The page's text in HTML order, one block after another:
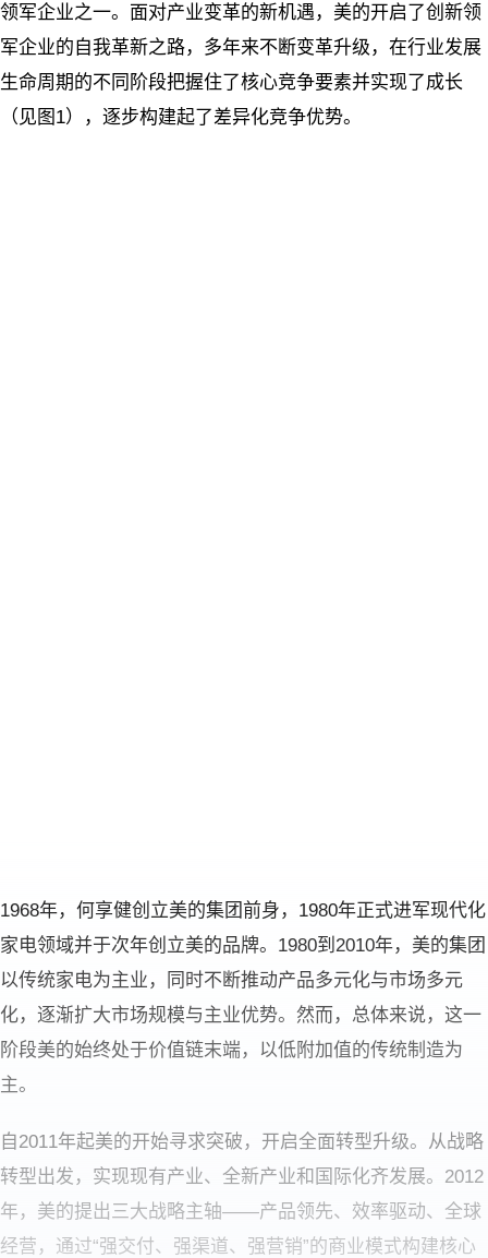
领军企业之一。面对产业变革的新机遇，美的开启了创新领
军企业的自我革新之路，多年来不断变革升级，在行业发展
生命周期的不同阶段把握住了核心竞争要素并实现了成长
（见图1），逐步构建起了差异化竞争优势。
1968年，何享健创立美的集团前身，1980年正式进军现代化
家电领域并于次年创立美的品牌。1980到2010年，美的集团
以传统家电为主业，同时不断推动产品多元化与市场多元
化，逐渐扩大市场规模与主业优势。然而，总体来说，这一
阶段美的始终处于价值链末端，以低附加值的传统制造为
主。
自2011年起美的开始寻求突破，开启全面转型升级。从战略
转型出发，实现现有产业、全新产业和国际化齐发展。2012
年，美的提出三大战略主轴——产品领先、效率驱动、全球
经营，通过“强交付、强渠道、强营销”的商业模式构建核心